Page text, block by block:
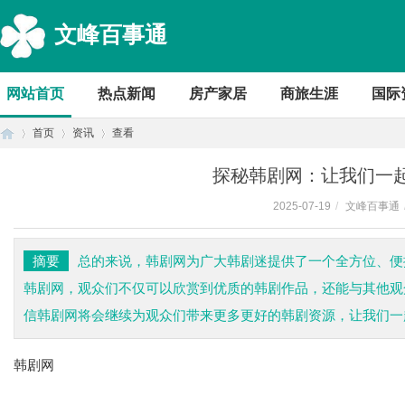
文峰百事通
网站首页 热点新闻 房产家居 商旅生涯 国际
首页 资讯 查看
探秘韩剧网：让我们一
2025-07-19 / 文峰百事通
摘要
总的来说，韩剧网为广大韩剧迷提供了一个全方位、
韩剧网，观众们不仅可以欣赏到优质的韩剧作品，还能与其他
信韩剧网将会继续为观众们带来更多更好的韩剧资源，让我们
韩剧网